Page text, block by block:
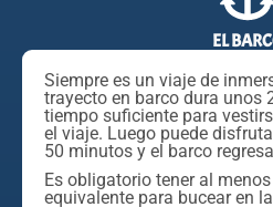
EL
Siempre es un viaje de
trayecto en barco dura unos
tiempo suficiente para
el viaje. Luego puede
50 minutos y el barco
Es obligatorio tener al
equivalente para bucear en